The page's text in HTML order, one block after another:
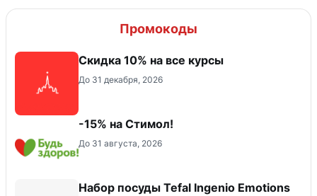
Промокоды
Скидка 10% на все курсы
До 31 декабря, 2026
-15% на Стимол!
До 31 августа, 2026
Набор посуды Tefal Ingenio Emotions